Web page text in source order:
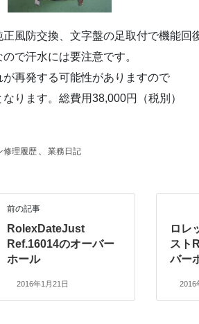
風防交換、文字盤の足取付で機能回
で汗水には要注意です。
が再発する可能性がありますので
ります。総費用38,000円（税別）
修理履歴 、 業務日記
前の記事
RolexDateJust
Ref.16014のオーバー
ホール
2016年1月21日
ロレ
スト
バー
2016